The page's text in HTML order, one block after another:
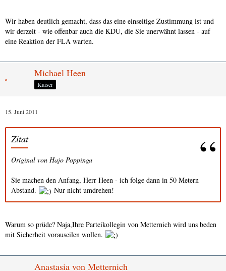
Wir haben deutlich gemacht, dass das eine einseitige Zustimmung ist und
wir derzeit - wie offenbar auch die KDU, die Sie unerwähnt lassen - auf
eine Reaktion der FLA warten.
Michael Heen
Kaiser
15. Juni 2011
Zitat
Original von Hajo Poppinga
Sie machen den Anfang, Herr Heen - ich folge dann in 50 Metern
Abstand.
Nur nicht umdrehen!
Warum so prüde? Naja,Ihre Parteikollegin von Metternich wird uns beden
mit Sicherheit vorauseilen wollen.
Anastasia von Metternich